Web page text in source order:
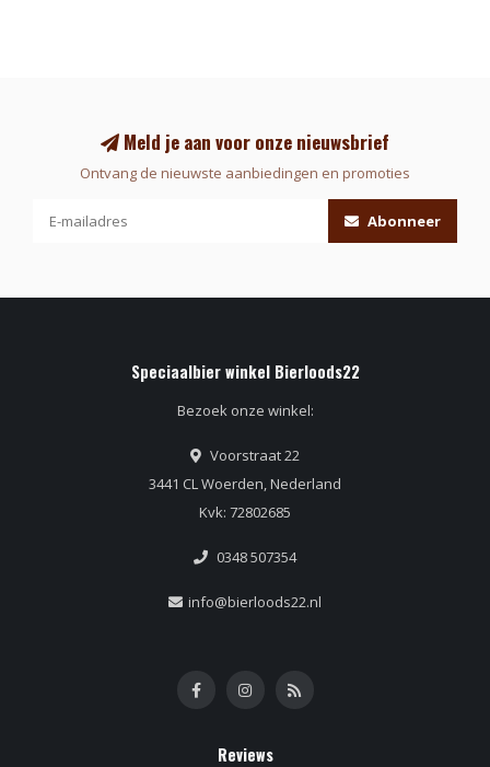
Meld je aan voor onze nieuwsbrief
Ontvang de nieuwste aanbiedingen en promoties
Abonneer
Speciaalbier winkel Bierloods22
Bezoek onze winkel:
Voorstraat 22
3441 CL Woerden, Nederland
Kvk: 72802685
0348 507354
info@bierloods22.nl
Reviews